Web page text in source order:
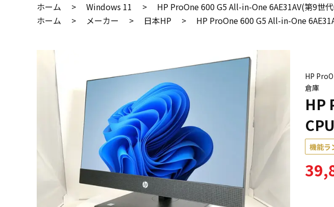
ホーム
> Windows 11 >
HP ProOne 600 G5 All-in-One 6AE31AV(第9世
ホーム
> メーカー > 日本HP > HP ProOne 600 G5 All-in-One
HP
倉庫
HP
機能ラ